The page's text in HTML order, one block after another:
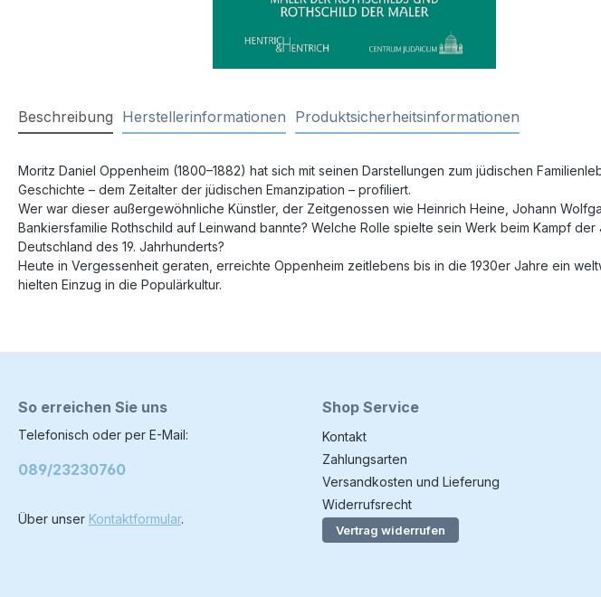
Beschreibung Herstellerinformationen Produktsicherheitsinformationen
Moritz Daniel Oppenheim (1800–1882) hat sich mit seinen Darstellungen zum jüdischen
Geschichte – dem Zeitalter der jüdischen Emanzipation – profiliert.
Wer war dieser außergewöhnliche Künstler, der Zeitgenossen wie Heinrich Heine, Johann
Bankiersfamilie Rothschild auf Leinwand bannte? Welche Rolle spielte sein Werk beim Kampf
Deutschland des 19. Jahrhunderts?
Heute in Vergessenheit geraten, erreichte Oppenheim zeitlebens bis in die 1930er Jahre ein
hielten Einzug in die Populärkultur.
So erreichen Sie uns
Telefonisch oder per E-Mail:
089/23230760
Über unser Kontaktformular.
Shop Service
Kontakt
Zahlungsarten
Versandkosten und Lieferung
Widerrufsrecht
Vertrag widerrufen